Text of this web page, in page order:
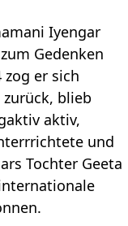
Iyengar
Gedenken
zog er sich
blieb
aktiv,
und
Tochter Geeta